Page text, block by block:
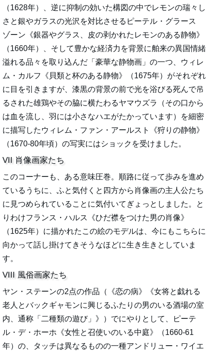
（1628年）、逆に抑制の効いた構図の中でレモンの瑞々し
さと銀やガラスの光沢を対比させるピーテル・グラース
ゾーン《銀器やグラス、皮の剥かれたレモンのある静物》
（1660年）、そして豊かな経済力を背景に舶来の異国情緒
溢れる品々を取り込んだ「豪華な静物画」の一つ、ウィレ
ム・カルフ《貝類と杯のある静物》（1675年）がそれぞれ
に目を引きますが、漆黒の背景の前で光を浴びる死んで吊
るされた雄鶏やその脇に横たわるヤマウズラ（その口から
は血を流し、羽には小さなハエがたかっています）を細密
に描写したウィレム・ファン・アールスト《狩りの静物》
（1670-80年頃）の写実にはショックを受けました。
VII 肖像画家たち
このコーナーも、ある意味圧巻。順路に従って歩みを進め
ているうちに、ふと気付くと四方から肖像画の主人公たち
に見つめられていることに気付いてぎょっとしました。と
りわけフランス・ハルス《ひだ襟をつけた男の肖像》
（1625年）に描かれたこの絵のモデルは、今にもこちらに
向かって話し掛けてきそうなほどに生き生きとしていま
す。
VIII 風俗画家たち
ヤン・ステーンの2点の作品（《恋の病》《女将と戯れる
老人とバックギャモンに興じるふたりの男のいる酒場の室
内、通称「二種類の遊び」》）でにやりとして、ピーテ
ル・デ・ホーホ《女性と召使いのいる中庭》（1660-61
年）の、タッチは異なるものの一種アンドリュー・ワイエ